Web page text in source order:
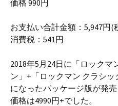
価格 990円
お支払い合計金額：5,947円(
消費税：541円
2018年5月24日に「ロックマ
ン」+「ロックマン クラシ
になったパッケージ版が発
価格は4990円+でした。